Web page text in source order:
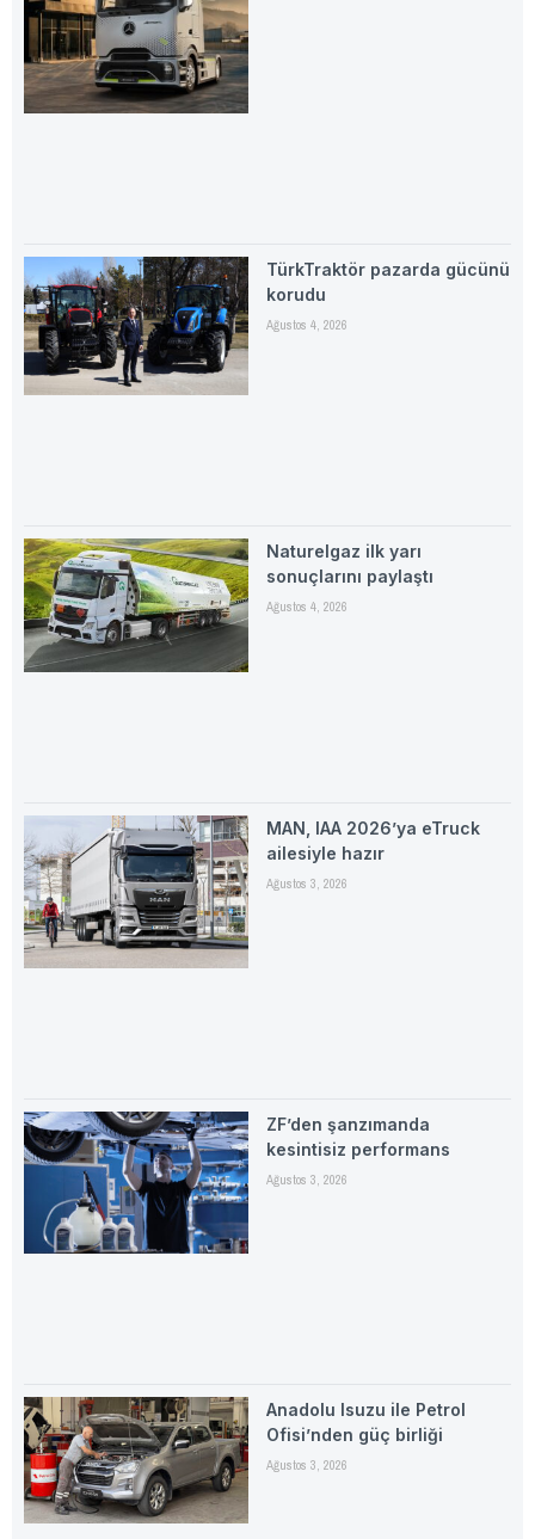
TürkTraktör pazarda gücünü
korudu
Ağustos 4, 2026
Naturelgaz ilk yarı
sonuçlarını paylaştı
Ağustos 4, 2026
MAN, IAA 2026’ya eTruck
ailesiyle hazır
Ağustos 3, 2026
ZF’den şanzımanda
kesintisiz performans
Ağustos 3, 2026
Anadolu Isuzu ile Petrol
Ofisi’nden güç birliği
Ağustos 3, 2026